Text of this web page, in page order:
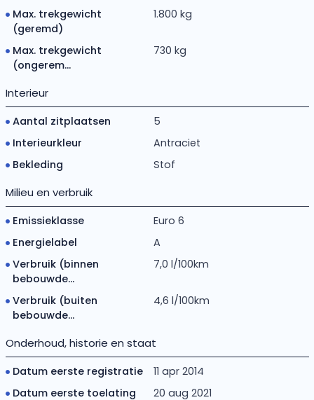
Max. trekgewicht
(geremd)
1.800 kg
Max. trekgewicht
(ongerem...
730 kg
Interieur
Aantal zitplaatsen
5
Interieurkleur
Antraciet
Bekleding
Stof
Milieu en verbruik
Emissieklasse
Euro 6
Energielabel
A
Verbruik (binnen
bebouwde...
7,0 l/100km
Verbruik (buiten
bebouwde...
4,6 l/100km
Onderhoud, historie en staat
Datum eerste registratie
11 apr 2014
Datum eerste toelating
20 aug 2021